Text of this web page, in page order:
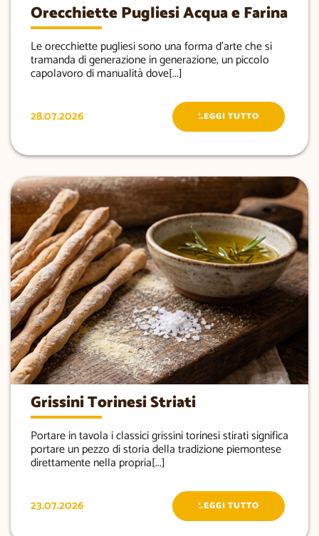
Orecchiette Pugliesi Acqua e Farina
Le orecchiette pugliesi sono una forma d’arte che si
tramanda di generazione in generazione, un piccolo
capolavoro di manualità dove[...]
28.07.2026 LEGGI TUTTO
Grissini Torinesi Striati
Portare in tavola i classici grissini torinesi stirati significa
portare un pezzo di storia della tradizione piemontese
direttamente nella propria[...]
23.07.2026 LEGGI TUTTO